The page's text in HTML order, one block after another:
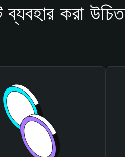
করা উচিত